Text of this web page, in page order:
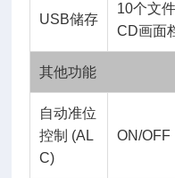
USB储存
10个文
CD画面
其他功能
自动准位
控制 (AL
C)
ON/OFF